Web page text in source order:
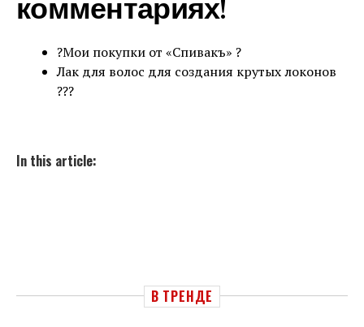
комментариях!
?Мои покупки от «Спивакъ» ?
Лак для волос для создания крутых локонов
???
In this article:
В ТРЕНДЕ